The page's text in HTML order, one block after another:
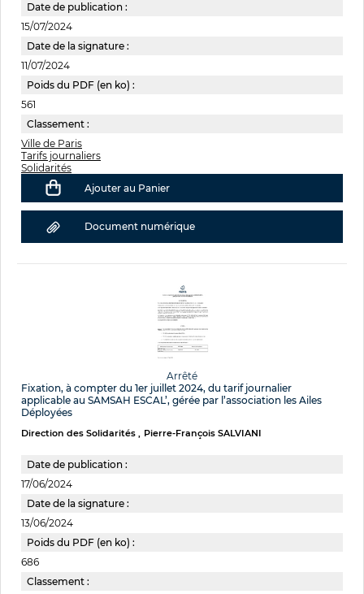
Date de publication :
15/07/2024
Date de la signature :
11/07/2024
Poids du PDF (en ko) :
561
Classement :
Ville de Paris
Tarifs journaliers
Solidarités
Ajouter au Panier
Document numérique
Arrêté
Fixation, à compter du 1er juillet 2024, du tarif journalier
applicable au SAMSAH ESCAL’, gérée par l’association les Ailes
Déployées
Direction des Solidarités Pierre-François SALVIANI
Date de publication :
17/06/2024
Date de la signature :
13/06/2024
Poids du PDF (en ko) :
686
Classement :